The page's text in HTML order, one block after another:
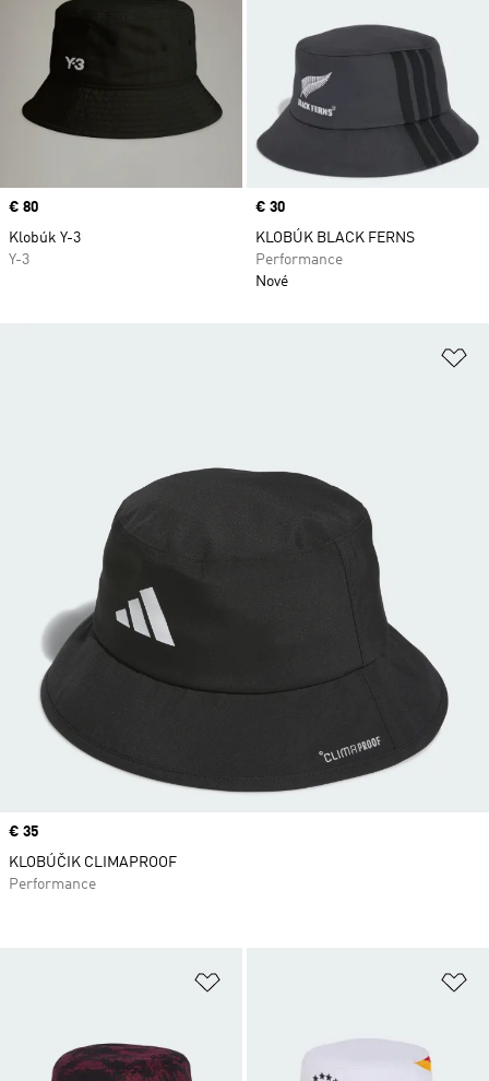
Price
€ 80
Klobúk Y-3
Y-3
Price
€ 30
KLOBÚK BLACK FERNS
Performance
Nové
Pridať do zoznamu želaných
Price
€ 35
KLOBÚČIK CLIMAPROOF
Performance